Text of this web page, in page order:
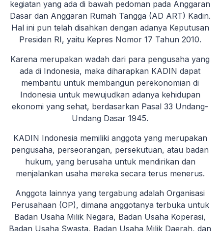
kegiatan yang ada di bawah pedoman pada Anggaran
Dasar dan Anggaran Rumah Tangga (AD ART) Kadin.
Hal ini pun telah disahkan dengan adanya Keputusan
Presiden RI, yaitu Kepres Nomor 17 Tahun 2010.
Karena merupakan wadah dari para pengusaha yang
ada di Indonesia, maka diharapkan KADIN dapat
membantu untuk membangun perekonomian di
Indonesia untuk mewujudkan adanya kehidupan
ekonomi yang sehat, berdasarkan Pasal 33 Undang-
Undang Dasar 1945.
KADIN Indonesia memiliki anggota yang merupakan
pengusaha, perseorangan, persekutuan, atau badan
hukum, yang berusaha untuk mendirikan dan
menjalankan usaha mereka secara terus menerus.
Anggota lainnya yang tergabung adalah Organisasi
Perusahaan (OP), dimana anggotanya terbuka untuk
Badan Usaha Milik Negara, Badan Usaha Koperasi,
Badan Usaha Swasta, Badan Usaha Milik Daerah, dan